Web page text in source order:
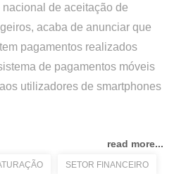
de aceitação de
acaba de anunciar que
pagamentos realizados
de pagamentos móveis
utilizadores de smartphones
read more...
SETOR FINANCEIRO